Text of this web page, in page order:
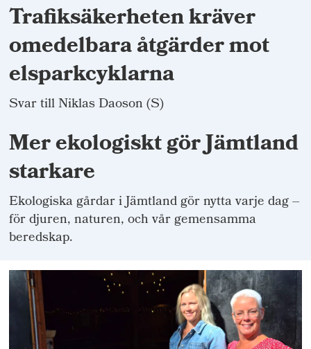
Trafiksäkerheten kräver
omedelbara åtgärder mot
elsparkcyklarna
Svar till Niklas Daoson (S)
Mer ekologiskt gör Jämtland
starkare
Ekologiska gårdar i Jämtland gör nytta varje dag –
för djuren, naturen, och vår gemensamma
beredskap.